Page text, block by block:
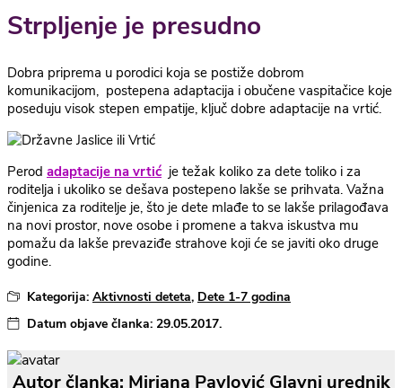
Strpljenje je presudno
Dobra priprema u porodici koja se postiže dobrom
komunikacijom, postepena adaptacija i obučene vaspitačice koje
poseduju visok stepen empatije, ključ dobre adaptacije na vrtić.
Perod adaptacije na vrtić je težak koliko za dete toliko i za
roditelja i ukoliko se dešava postepeno lakše se prihvata. Važna
činjenica za roditelje je, što je dete mlađe to se lakše prilagođava
na novi prostor, nove osobe i promene a takva iskustva mu
pomažu da lakše prevaziđe strahove koji će se javiti oko druge
godine.
Kategorija: Aktivnosti deteta, Dete 1-7 godina
Datum objave članka: 29.05.2017.
Autor članka: Mirjana Pavlović Glavni urednik